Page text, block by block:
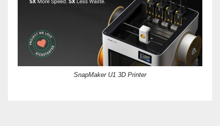
SnapMaker U1 3D Printer